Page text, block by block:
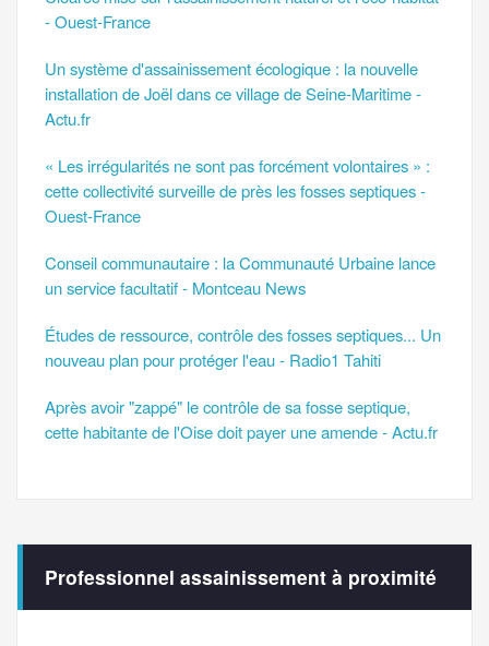
- Ouest-France
Un système d'assainissement écologique : la nouvelle
installation de Joël dans ce village de Seine-Maritime -
Actu.fr
« Les irrégularités ne sont pas forcément volontaires » :
cette collectivité surveille de près les fosses septiques -
Ouest-France
Conseil communautaire : la Communauté Urbaine lance
un service facultatif - Montceau News
Études de ressource, contrôle des fosses septiques... Un
nouveau plan pour protéger l'eau - Radio1 Tahiti
Après avoir "zappé" le contrôle de sa fosse septique,
cette habitante de l'Oise doit payer une amende - Actu.fr
Professionnel assainissement à proximité